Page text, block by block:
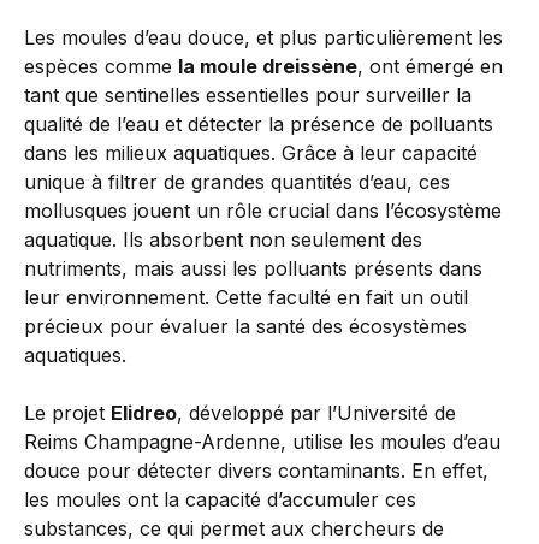
Les moules d’eau douce, et plus particulièrement les
espèces comme la moule dreissène, ont émergé en
tant que sentinelles essentielles pour surveiller la
qualité de l’eau et détecter la présence de polluants
dans les milieux aquatiques. Grâce à leur capacité
unique à filtrer de grandes quantités d’eau, ces
mollusques jouent un rôle crucial dans l’écosystème
aquatique. Ils absorbent non seulement des
nutriments, mais aussi les polluants présents dans
leur environnement. Cette faculté en fait un outil
précieux pour évaluer la santé des écosystèmes
aquatiques.
Le projet Elidreo, développé par l’Université de
Reims Champagne-Ardenne, utilise les moules d’eau
douce pour détecter divers contaminants. En effet,
les moules ont la capacité d’accumuler ces
substances, ce qui permet aux chercheurs de